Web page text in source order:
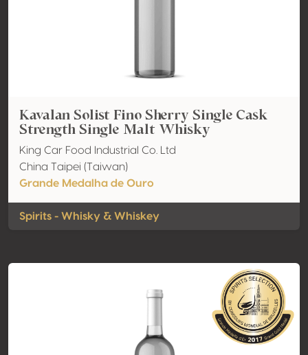
Kavalan Solist Fino Sherry Single Cask
Strength Single Malt Whisky
King Car Food Industrial Co. Ltd
China Taipei (Taiwan)
Grande Medalha de Ouro
Spirits - Whisky & Whiskey